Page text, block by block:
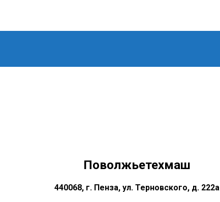
Поволжьетехмаш
440068, г. Пенза, ул. Терновского, д. 222а